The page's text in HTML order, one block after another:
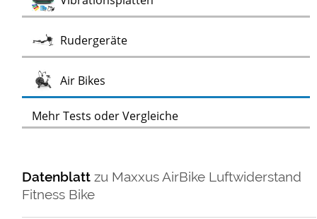
RudergeräteTest
Air Bikes
Mehr Tests oder Vergleiche
Datenblattzu Maxxus AirBike Luftwiderstand
Fitness Bike